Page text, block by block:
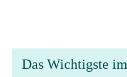
Das Wichtigste